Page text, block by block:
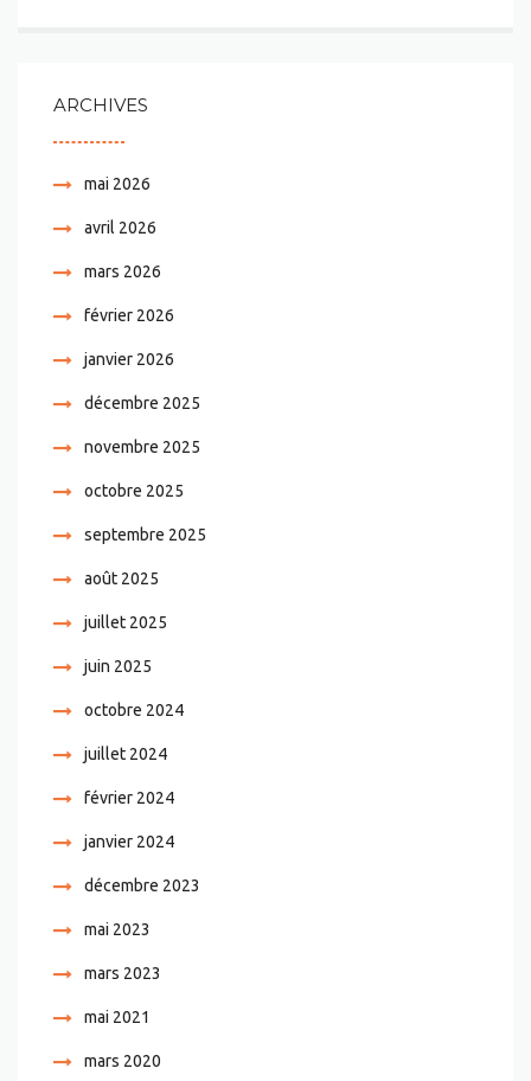
ARCHIVES
mai 2026
avril 2026
mars 2026
février 2026
janvier 2026
décembre 2025
novembre 2025
octobre 2025
septembre 2025
août 2025
juillet 2025
juin 2025
octobre 2024
juillet 2024
février 2024
janvier 2024
décembre 2023
mai 2023
mars 2023
mai 2021
mars 2020